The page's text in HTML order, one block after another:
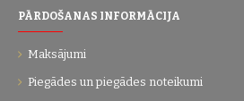
PĀRDOŠANAS INFORMĀCIJA
Maksājumi
Piegādes un piegādes noteikumi